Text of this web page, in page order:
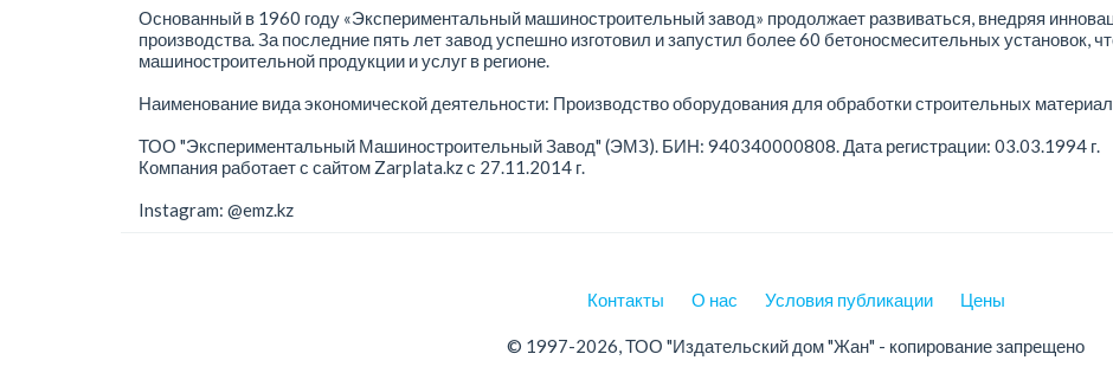
Основанный в 1960 году «Экспериментальный машиностроительный завод» продолжает развиваться, внедряя
производства. За последние пять лет завод успешно изготовил и запустил более 60 бетоносмесительных установок,
машиностроительной продукции и услуг в регионе.
Наименование вида экономической деятельности: Производство оборудования для обработки строительных
ТОО "Экспериментальный Машиностроительный Завод" (ЭМЗ). БИН: 940340000808. Дата регистрации: 03.03.1994 г.
Компания работает с сайтом Zarplata.kz с 27.11.2014 г.
Instagram: @emz.kz
Контакты О нас Условия публикации Цены
© 1997-2026, ТОО "Издательский дом "Жан" - копирование запрещено